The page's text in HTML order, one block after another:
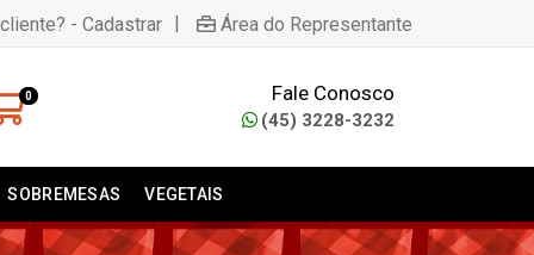
- Cadastrar | Área do Representante
0 Fale Conosco
(45) 3228-3232
SOBREMESAS VEGETAIS